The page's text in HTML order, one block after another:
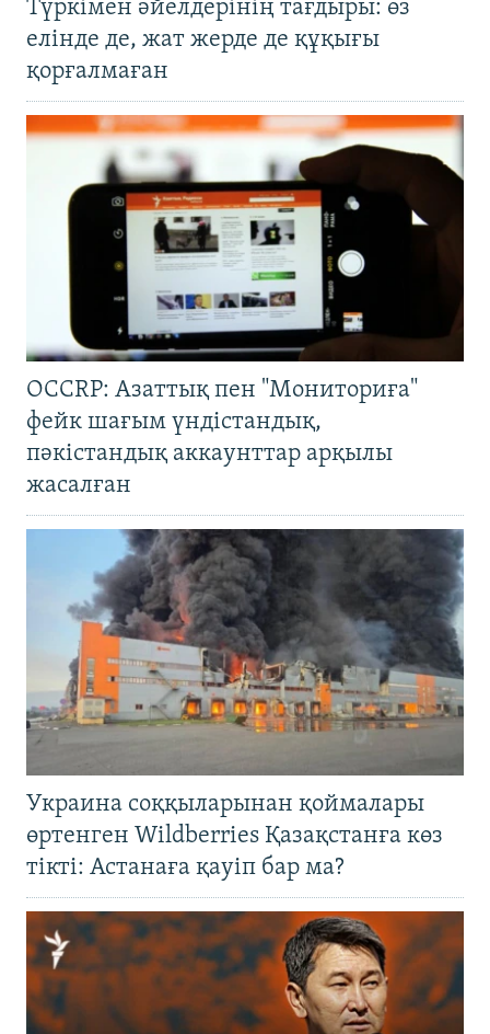
Түркімен әйелдерінің тағдыры: өз
елінде де, жат жерде де құқығы
қорғалмаған
OCCRP: Азаттық пен "Мониториға"
фейк шағым үндістандық,
пәкістандық аккаунттар арқылы
жасалған
Украина соққыларынан қоймалары
өртенген Wildberries Қазақстанға көз
тікті: Астанаға қауіп бар ма?